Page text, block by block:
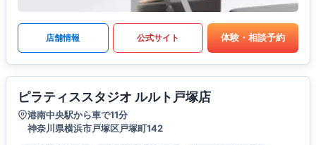
店舗情報 公式サイト 体験・相談予約
ピラティススタジオ ルルト戸塚店
港南中央駅から車で11分
神奈川県横浜市戸塚区戸塚町142